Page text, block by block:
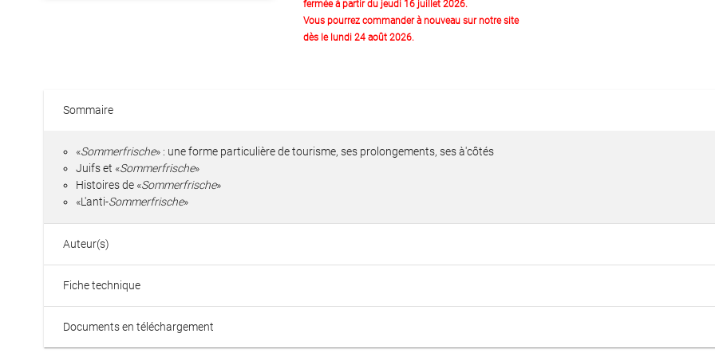
fermée à partir du jeudi 16 juillet 2026.
Vous pourrez commander à nouveau sur notre site
dès le lundi 24 août 2026.
Sommaire
«Sommerfrische» : une forme particulière de tourisme, ses prolongements, ses à'côtés
Juifs et «Sommerfrische»
Histoires de «Sommerfrische»
«L'anti-Sommerfrische»
Auteur(s)
Fiche technique
Documents en téléchargement